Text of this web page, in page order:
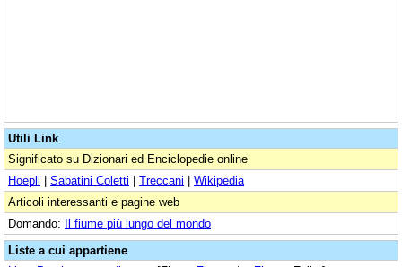
Utili Link
Significato su Dizionari ed Enciclopedie online
Hoepli | Sabatini Coletti | Treccani | Wikipedia
Articoli interessanti e pagine web
Domando: Il fiume più lungo del mondo
Liste a cui appartiene